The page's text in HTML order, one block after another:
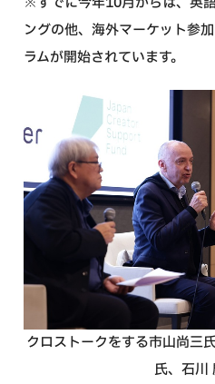
ングの他、海外マーケット参
ラムが開始されています。
クロストークをする市山尚三
氏、石川